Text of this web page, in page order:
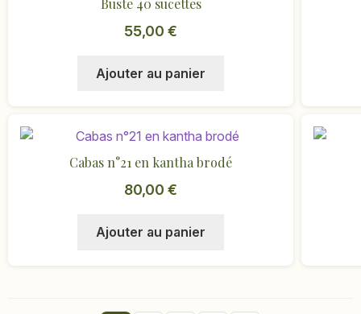
Buste 40 sucettes
55,00 €
Ajouter au panier
Cabas n°21 en kantha brodé
80,00 €
Ajouter au panier